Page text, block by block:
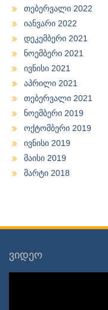
თებერვალი 2022
იანვარი 2022
დეკემბერი 2021
ნოემბერი 2021
ივნისი 2021
აპრილი 2021
თებერვალი 2021
ნოემბერი 2019
ოქტომბერი 2019
ივნისი 2019
მაისი 2019
მარტი 2018
ვიდეო